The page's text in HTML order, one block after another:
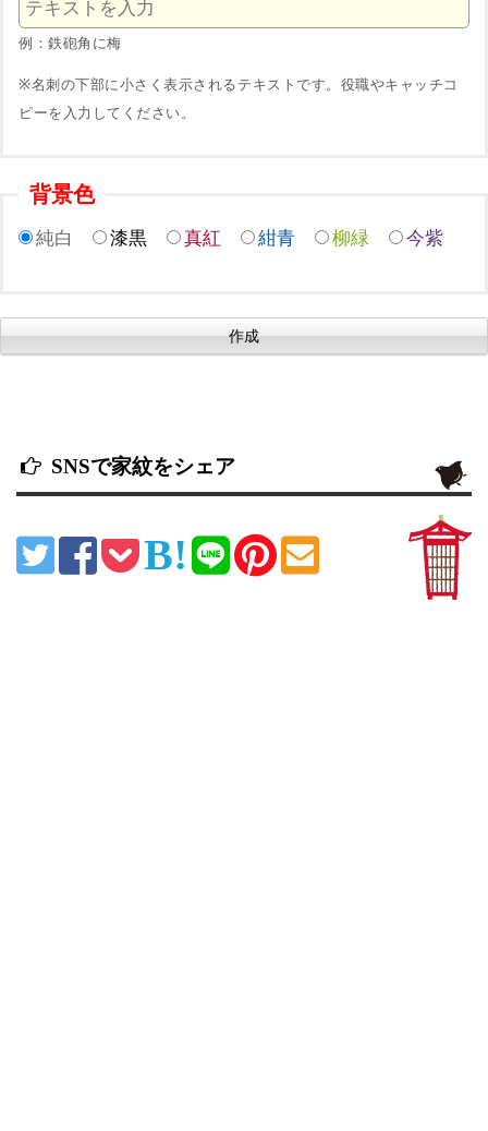
例：鉄砲角に梅
※名刺の下部に小さく表示されるテキストです。役職やキャッチコ
ピーを入力してください。
背景色
純白 漆黒 真紅 紺青 柳緑 今紫
SNSで家紋をシェア